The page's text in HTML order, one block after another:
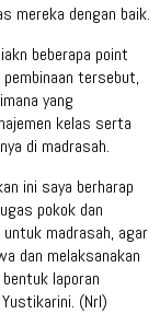
mereka dengan baik.
beberapa point
tersebut,
yang
kelas serta
di madrasah.
ini saya berharap
pokok dan
madrasah, agar
dan melaksanakan
laporan
(Nrl)